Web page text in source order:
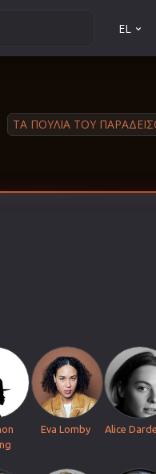
EL
ΤΑ ΠΟΥΛΙΑ ΤΟΥ
Eva Lomby Alice